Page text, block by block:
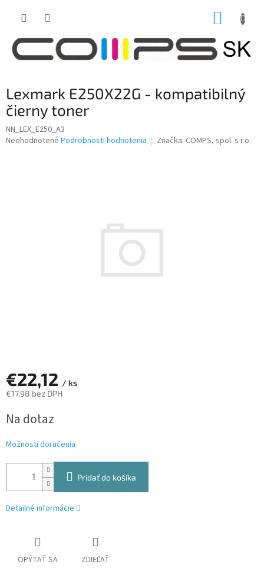
Lexmark E250X22G - kompatibilný
čierny toner
NN_LEX_E250_A3
Priemerné
Neohodnotené Podrobnosti hodnotenia Značka: COMPS, spol. s r.o.
€22,12 / ks
€17,98 bez DPH
cena:
Na dotaz
Možnosti doručenia
Pridať do košíka
Detailné informácie
OPÝTAŤ SA ZDIEĽAŤ